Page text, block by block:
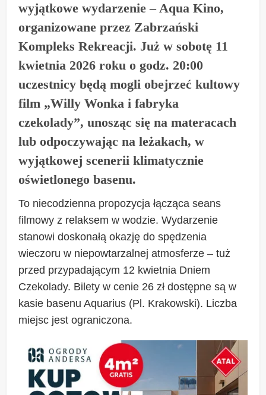
wyjątkowe wydarzenie – Aqua Kino,
organizowane przez Zabrzański
Kompleks Rekreacji. Już w sobotę 11
kwietnia 2026 roku o godz. 20:00
uczestnicy będą mogli obejrzeć kultowy
film „Willy Wonka i fabryka
czekolady”, unosząc się na materacach
lub odpoczywając na leżakach, w
wyjątkowej scenerii klimatycznie
oświetlonego basenu.
To niecodzienna propozycja łącząca seans
filmowy z relaksem w wodzie. Wydarzenie
stanowi doskonałą okazję do spędzenia
wieczoru w niepowtarzalnej atmosferze – tuż
przed przypadającym 12 kwietnia Dniem
Czekolady. Bilety w cenie 26 zł dostępne są w
kasie basenu Aquarius (Pl. Krakowski). Liczba
miejsc jest ograniczona.